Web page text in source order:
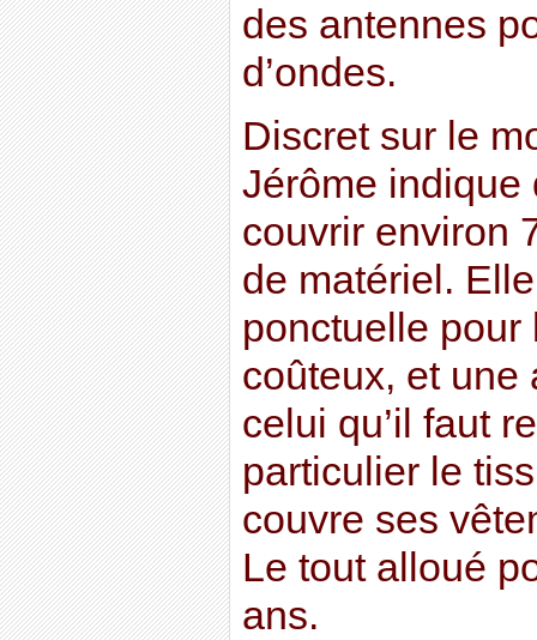
des antennes
d’ondes.
Discret sur le
Jérôme indique
couvrir environ
de matériel.
ponctuelle pour
coûteux, et une
celui qu’il faut
particulier le
couvre ses
Le tout alloué
ans.